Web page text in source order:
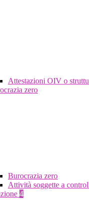
Attestazioni OIV o
zero
Burocrazia zero
Attività soggette a
4